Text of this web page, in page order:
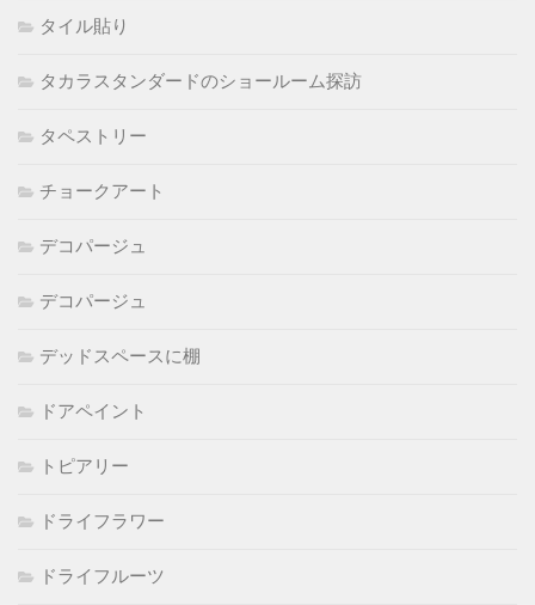
タイル貼り
タカラスタンダードのショールーム探訪
タペストリー
チョークアート
デコパージュ
デコパージュ
デッドスペースに棚
ドアペイント
トピアリー
ドライフラワー
ドライフルーツ